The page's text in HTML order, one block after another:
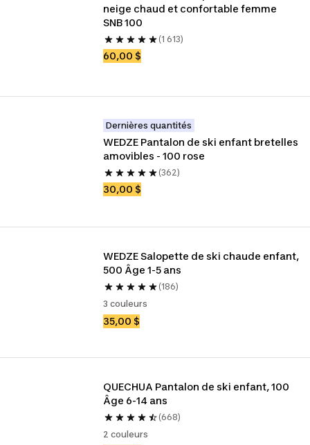
neige chaud et confortable femme
SNB 100
(1 613)
60,00 $
Dernières quantités
WEDZE Pantalon de ski enfant bretelles
amovibles - 100 rose
(362)
30,00 $
WEDZE Salopette de ski chaude enfant,
500 Âge 1-5 ans
(186)
3 couleurs
35,00 $
QUECHUA Pantalon de ski enfant, 100
Âge 6-14 ans
(668)
2 couleurs